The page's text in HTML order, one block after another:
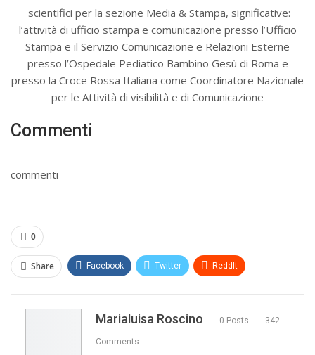
scientifici per la sezione Media & Stampa, significative:
l’attività di ufficio stampa e comunicazione presso l’Ufficio
Stampa e il Servizio Comunicazione e Relazioni Esterne
presso l’Ospedale Pediatico Bambino Gesù di Roma e
presso la Croce Rossa Italiana come Coordinatore Nazionale
per le Attività di visibilità e di Comunicazione
Commenti
commenti
0
Share Facebook Twitter ReddIt
Marialuisa Roscino 0 Posts 342
Comments